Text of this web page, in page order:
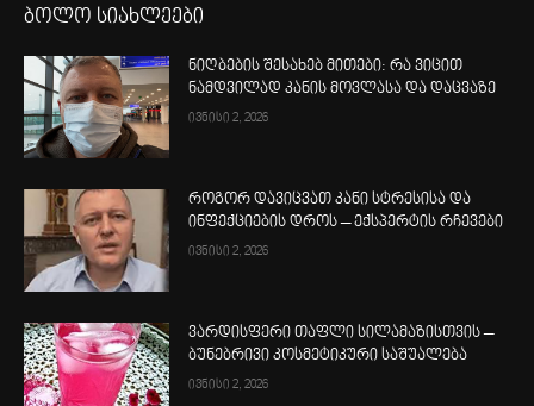
ბოლო სიახლეები
ნიღბების შესახებ მითები: რა ვიცით
ნამდვილად კანის მოვლასა და დაცვაზე
ივნისი 2, 2026
როგორ დავიცვათ კანი სტრესისა და
ინფექციების დროს – ექსპერტის რჩევები
ივნისი 2, 2026
ვარდისფერი თაფლი სილამაზისთვის –
ბუნებრივი კოსმეტიკური საშუალება
ივნისი 2, 2026